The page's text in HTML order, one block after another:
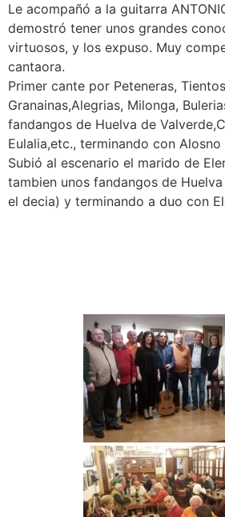
Le acompañó a la guitarra
demostró tener unos grandes
virtuosos, y los expuso. Muy
cantaora.
Primer cante por Peteneras,
Granainas,Alegrias, Milonga,
fandangos de Huelva de
Eulalia,etc., terminando con
Subió al escenario el marido de
tambien unos fandangos de
el decia) y terminando a duo con